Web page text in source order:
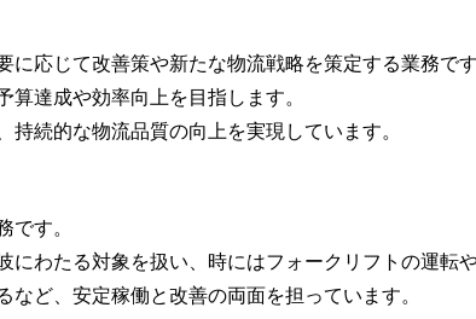
応じて改善策や新たな物流戦略を策定する業務です
達成や効率向上を目指します。
続的な物流品質の向上を実現しています。
です。
わたる対象を扱い、時にはフォークリフトの運転
ど、安定稼働と改善の両面を担っています。